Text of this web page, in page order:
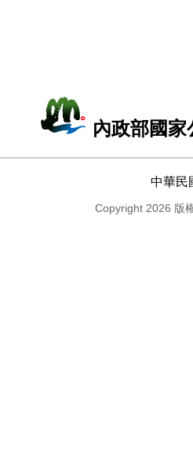
內政部國
中華民
Copyright 2026 版